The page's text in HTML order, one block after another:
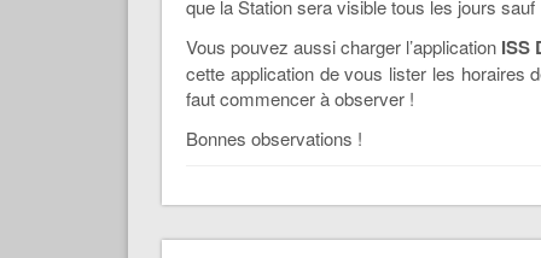
que la Station sera visible tous les jours
Vous pouvez aussi charger l’application ISS
cette application de vous lister les horaires
faut commencer à observer !
Bonnes observations !